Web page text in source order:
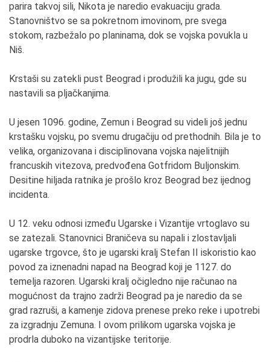
parira takvoj sili, Nikota je naredio evakuaciju grada.
Stanovništvo se sa pokretnom imovinom, pre svega
stokom, razbežalo po planinama, dok se vojska povukla u
Niš.
Krstaši su zatekli pust Beograd i produžili ka jugu, gde su
nastavili sa pljačkanjima.
U jesen 1096. godine, Zemun i Beograd su videli još jednu
krstašku vojsku, po svemu drugačiju od prethodnih. Bila je to
velika, organizovana i disciplinovana vojska najelitnijih
francuskih vitezova, predvođena Gotfridom Buljonskim.
Desitine hiljada ratnika je prošlo kroz Beograd bez ijednog
incidenta.
U 12. veku odnosi između Ugarske i Vizantije vrtoglavo su
se zatezali. Stanovnici Braničeva su napali i zlostavljali
ugarske trgovce, što je ugarski kralj Stefan II iskoristio kao
povod za iznenadni napad na Beograd koji je 1127. do
temelja razoren. Ugarski kralj očigledno nije računao na
mogućnost da trajno zadrži Beograd pa je naredio da se
grad razruši, a kamenje zidova prenese preko reke i upotrebi
za izgradnju Zemuna. I ovom prilikom ugarska vojska je
prodrla duboko na vizantijske teritorije.